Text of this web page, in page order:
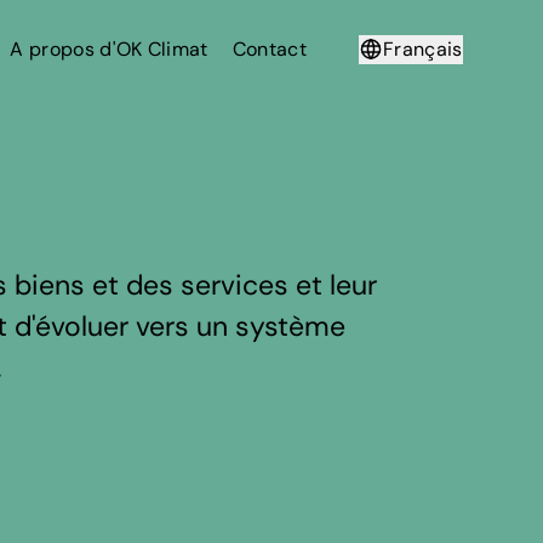
A propos d'OK Climat Contact
Français
biens et des services et leur
vers un système